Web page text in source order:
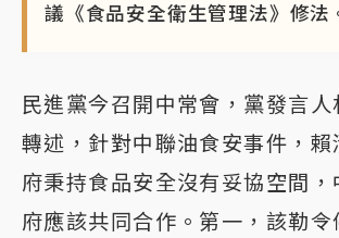
議《食品安全衛生管理法》修法
民進黨今召開中常會，黨發言
轉述，針對中聯油食安事件，賴
府秉持食品安全沒有妥協空間
府應該共同合作。第一，該勒令